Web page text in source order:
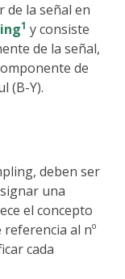
de la señal en
1 y consiste
de la señal,
de
(B-Y).
deben ser
una
el concepto
referencia al nº
cada